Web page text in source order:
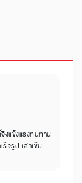
งแข็งแรงทนทาน
จรูป เสาเข็ม